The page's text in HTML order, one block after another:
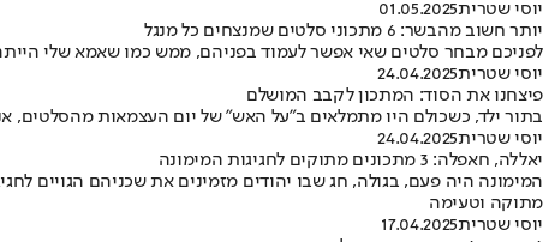
יוסי שטרית01.05.2025
יותר חשוב מהבשר: 6 מתכוני סלטים שמנצחים כל מנגל
לפניכם מבחר סלטים שאי אפשר לעמוד בפניהם, ממש כמו שאמא שלי
יוסי שטרית24.04.2025
פיצחנו את הסוד: המתכון לקבב המושלם
בתור ילד, כשכולם היו מתמלאים ב"על האש" של יום העצמאות מהסלטים,
יוסי שטרית24.04.2025
יאללה, חאפלה: 3 מתכונים מתוקים לחגיגות המימונה
המימונה היה פעם, בגולה, חג שבו יהודים מזמינים את שכניהם הגויים
מתוקה וטעימה
יוסי שטרית17.04.2025